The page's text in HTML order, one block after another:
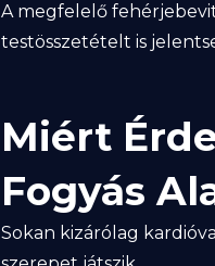
A megfelelő
testösszetételt is
Miért
Fogyás
Sokan kizárólag